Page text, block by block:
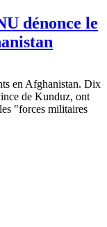
dénonce le
en Afghanistan. Dix
de Kunduz, ont
"forces militaires